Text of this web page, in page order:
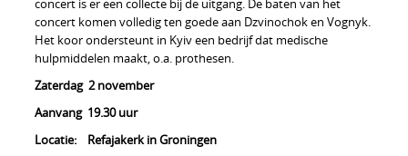
concert is er een collecte bij de uitgang. De baten van het
concert komen volledig ten goede aan Dzvinochok en Vognyk.
Het koor ondersteunt in Kyiv een bedrijf dat medische
hulpmiddelen maakt, o.a. prothesen.
Zaterdag 2 november
Aanvang 19.30 uur
Locatie: Refajakerk in Groningen